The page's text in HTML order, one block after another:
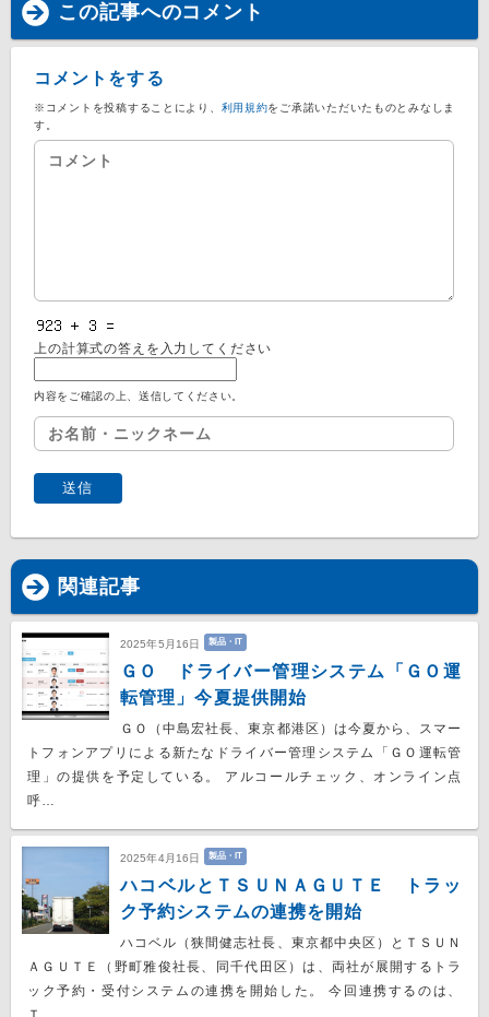
この記事へのコメント
コメントをする
※コメントを投稿することにより、 利用規約をご承諾いただいたものとみなしま
す。
上の計算式の答えを入力してください
内容をご確認の上、送信してください。
関連記事
2025年5月16日 製品・IT
ＧＯ ドライバー管理システム「ＧＯ運
転管理」今夏提供開始
ＧＯ（中島宏社長、東京都港区）は今夏から、スマー
トフォンアプリによる新たなドライバー管理システム「ＧＯ運転管
理」の提供を予定している。 アルコールチェック、オンライン点
呼…
2025年4月16日 製品・IT
ハコベルとＴＳＵＮＡＧＵＴＥ トラッ
ク予約システムの連携を開始
ハコベル（狭間健志社長、東京都中央区）とＴＳＵＮ
ＡＧＵＴＥ（野町雅俊社長、同千代田区）は、両社が展開するトラ
ック予約・受付システムの連携を開始した。 今回連携するのは、